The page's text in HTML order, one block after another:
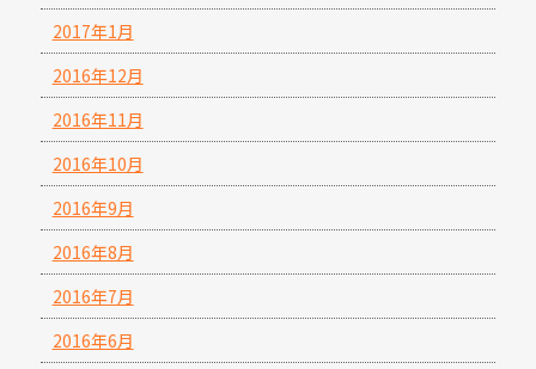
2017年1月
2016年12月
2016年11月
2016年10月
2016年9月
2016年8月
2016年7月
2016年6月